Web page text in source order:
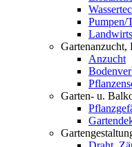
Pumpen/
Gartenanzucht,
Anzucht
Garten- u.